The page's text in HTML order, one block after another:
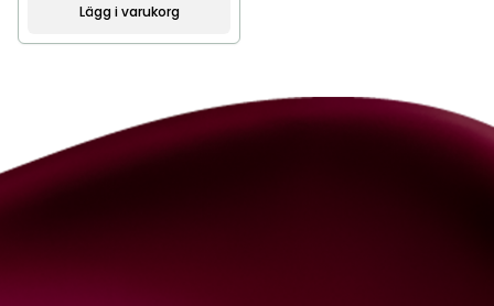
Lägg i varukorg